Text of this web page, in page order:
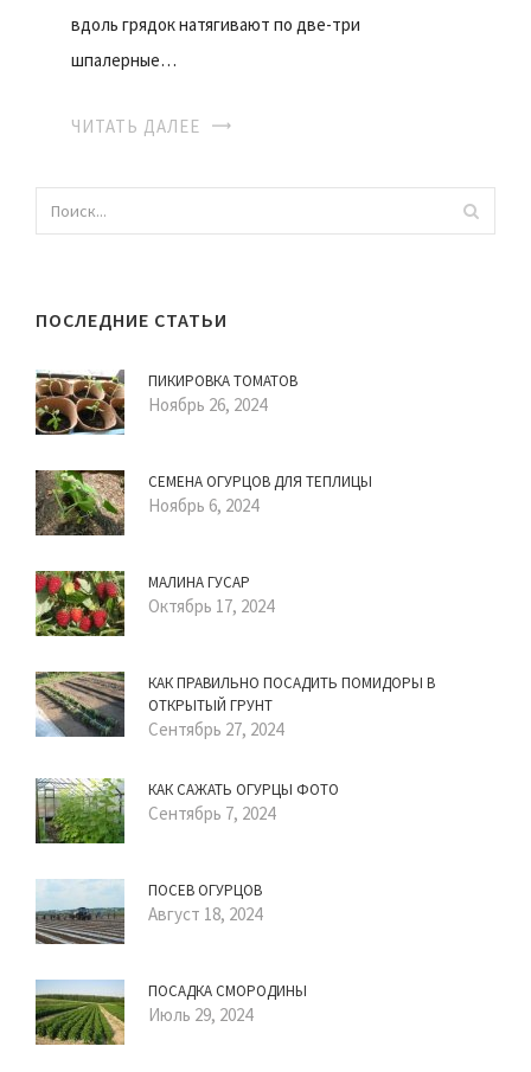
вдоль грядок натягивают по две-три
шпалерные…
ЧИТАТЬ ДАЛЕЕ
ПОСЛЕДНИЕ СТАТЬИ
ПИКИРОВКА ТОМАТОВ
Ноябрь 26, 2024
СЕМЕНА ОГУРЦОВ ДЛЯ ТЕПЛИЦЫ
Ноябрь 6, 2024
МАЛИНА ГУСАР
Октябрь 17, 2024
КАК ПРАВИЛЬНО ПОСАДИТЬ ПОМИДОРЫ В
ОТКРЫТЫЙ ГРУНТ
Сентябрь 27, 2024
КАК САЖАТЬ ОГУРЦЫ ФОТО
Сентябрь 7, 2024
ПОСЕВ ОГУРЦОВ
Август 18, 2024
ПОСАДКА СМОРОДИНЫ
Июль 29, 2024